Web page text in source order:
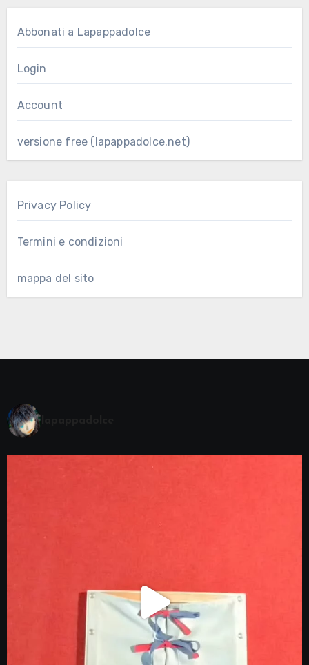
Abbonati a Lapappadolce
Login
Account
versione free (lapappadolce.net)
Privacy Policy
Termini e condizioni
mappa del sito